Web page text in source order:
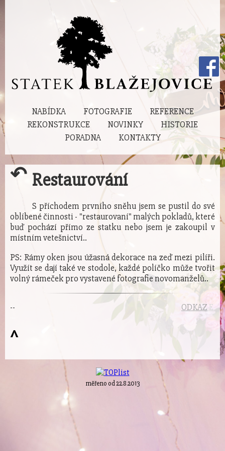
NABÍDKA FOTOGRAFIE
REFERENCE
REKONSTRUKCE
NOVINKY
HISTORIE
PORADNA
KONTAKTY
↶ Restaurování
S příchodem prvního sněhu jsem se pustil do své
oblíbené činnosti - "restaurovaní" malých pokladů, které
buď pochází přímo ze statku nebo jsem je zakoupil v
místním vetešnictví..
PS: Rámy oken jsou úžasná dekorace na zeď mezi pilíři.
Využít se dají také ve stodole, každé políčko může tvořit
volný rámeček pro vystavené fotografie novomanželů..
E
- ODKAZ
-
^
měřeno od 22.8.2013